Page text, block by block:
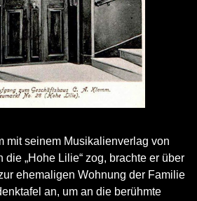
mit seinem Musikalienverlag von
„Hohe Lilie“ zog, brachte er über
ehemaligen Wohnung der Familie
an, um an die berühmte